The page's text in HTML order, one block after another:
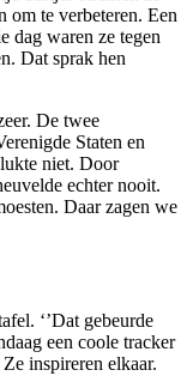
om te verbeteren. Een
dag waren ze tegen
Dat sprak hen
De twee
Staten en
niet. Door
echter nooit.
Daar zagen we
‘’Dat gebeurde
een coole tracker
inspireren elkaar.